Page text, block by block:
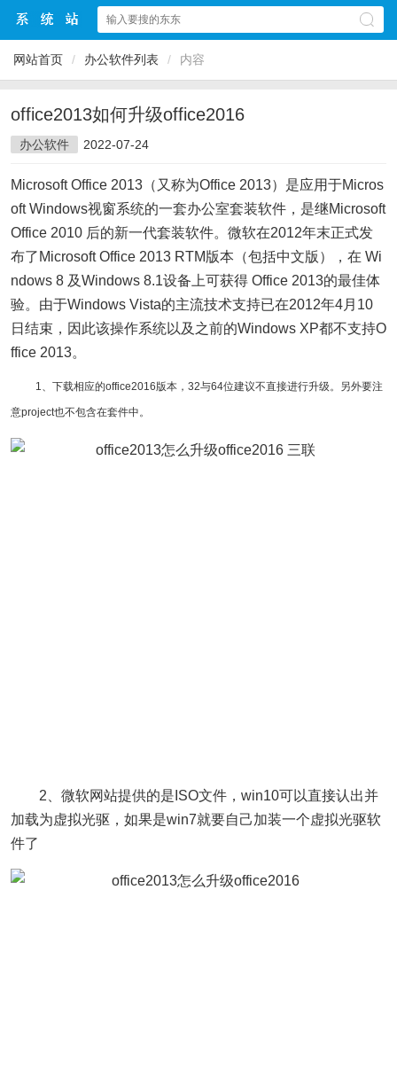
网站首页 / 办公软件列表 / 内容
office2013如何升级office2016
办公软件 2022-07-24
Microsoft Office 2013（又称为Office 2013）是应用于Micros
oft Windows视窗系统的一套办公室套装软件，是继Microsoft
Office 2010 后的新一代套装软件。微软在2012年末正式发
布了Microsoft Office 2013 RTM版本（包括中文版），在 Wi
ndows 8 及Windows 8.1设备上可获得 Office 2013的最佳体
验。由于Windows Vista的主流技术支持已在2012年4月10
日结束，因此该操作系统以及之前的Windows XP都不支持O
ffice 2013。
1、下载相应的office2016版本，32与64位建议不直接进行升级。另外要注
意project也不包含在套件中。
2、微软网站提供的是ISO文件，win10可以直接认出并
加载为虚拟光驱，如果是win7就要自己加装一个虚拟光驱软
件了